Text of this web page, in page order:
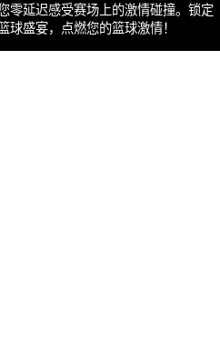
零延迟感受赛场上的激情碰撞。锁定
球盛宴，点燃您的篮球激情！